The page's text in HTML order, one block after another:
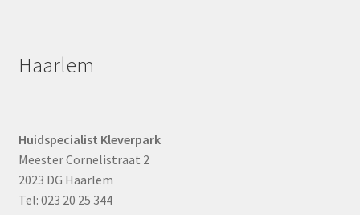
Haarlem
Huidspecialist Kleverpark
Meester Cornelistraat 2
2023 DG Haarlem
Tel: 023 20 25 344